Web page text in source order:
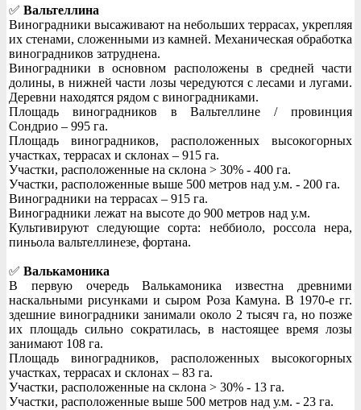
✅ Вальтеллина
Виноградники высаживают на небольших террасах, укрепляя
их стенами, сложенными из камней. Механическая обработка
виноградников затруднена.
Виноградники в основном расположены в средней части
долины, в нижней части лозы чередуются с лесами и лугами.
Деревни находятся рядом с виноградниками.
Площадь виноградников в Вальтеллине / провинция
Сондрио – 995 га.
Площадь виноградников, расположенных высокогорных
участках, террасах и склонах – 915 га.
Участки, расположенные на склона > 30% - 400 га.
Участки, расположенные выше 500 метров над у.м. - 200 га.
Виноградники на террасах – 915 га.
Виноградники лежат на высоте до 900 метров над у.м.
Культивируют следующие сорта: неббиоло, россола нера,
пиньола вальтеллинезе, фортана.
✅ Валькамоника
В первую очередь Валькамоника известна древними
наскальными рисунками и сыром Роза Камуна. В 1970-е гг.
здешние виноградники занимали около 2 тысяч га, но позже
их площадь сильно сократилась, в настоящее время лозы
занимают 108 га.
Площадь виноградников, расположенных высокогорных
участках, террасах и склонах – 83 га.
Участки, расположенные на склона > 30% - 13 га.
Участки, расположенные выше 500 метров над у.м. - 23 га.